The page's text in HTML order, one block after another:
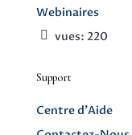
Webinaires
vues: 220
Support
Centre d’Aide